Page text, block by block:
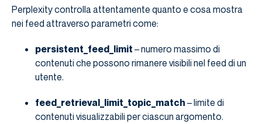
Perplexity controlla attentamente quanto e cosa mostra
nei feed attraverso parametri come:
persistent_feed_limit – numero massimo di
contenuti che possono rimanere visibili nel feed di un
utente.
feed_retrieval_limit_topic_match – limite di
contenuti visualizzabili per ciascun argomento.